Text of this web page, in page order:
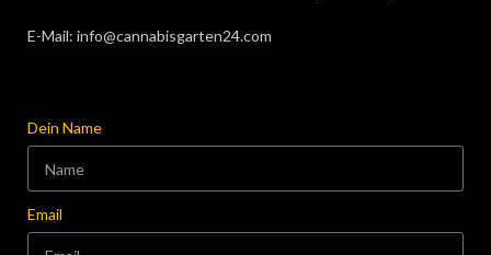
E-Mail: info@cannabisgarten24.com
Dein Name
Email